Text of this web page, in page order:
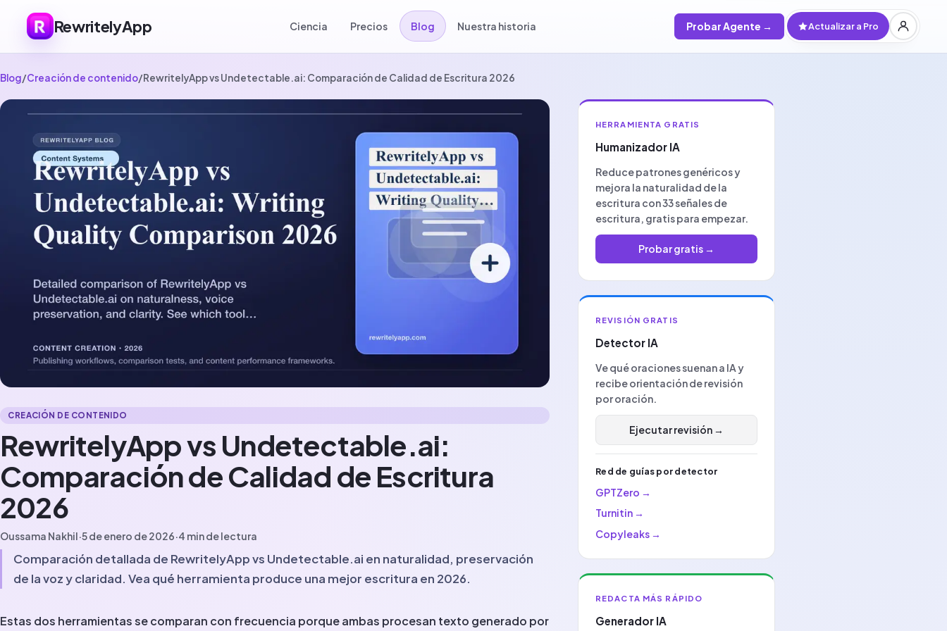
RewritelyApp Ciencia Precios Blog Nuestra historia Probar Agente → Actualizar a Pro
Blog/Creación de contenido/RewritelyApp vs Undetectable.ai: Comparación de Calidad de Escritura 2026
CREACIÓN DE CONTENIDO
RewritelyApp vs Undetectable.ai:
Comparación de Calidad de Escritura
2026
Oussama Nakhil·5 de enero de 2026·4 min de lectura
Comparación detallada de RewritelyApp vs Undetectable.ai en naturalidad, preservación
de la voz y claridad. Vea qué herramienta produce una mejor escritura en 2026.
Estas dos herramientas se comparan con frecuencia porque ambas procesan texto generado por
HERRAMIENTA GRATIS
Humanizador IA
Reduce patrones genéricos y
mejora la naturalidad de la
escritura con 33 señales de
escritura, gratis para empezar.
Probar gratis →
REVISIÓN GRATIS
Detector IA
Ve qué oraciones suenan a IA y
recibe orientación de revisión
por oración.
Ejecutar revisión →
Red de guías por detector
GPTZero →
Turnitin →
Copyleaks →
REDACTA MÁS RÁPIDO
Generador IA